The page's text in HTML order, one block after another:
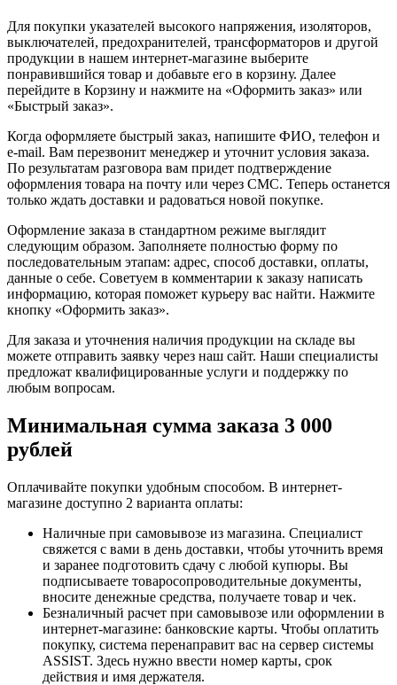
Для покупки указателей высокого напряжения, изоляторов,
выключателей, предохранителей, трансформаторов и другой
продукции в нашем интернет-магазине выберите
понравившийся товар и добавьте его в корзину. Далее
перейдите в Корзину и нажмите на «Оформить заказ» или
«Быстрый заказ».
Когда оформляете быстрый заказ, напишите ФИО, телефон и
e-mail. Вам перезвонит менеджер и уточнит условия заказа.
По результатам разговора вам придет подтверждение
оформления товара на почту или через СМС. Теперь останется
только ждать доставки и радоваться новой покупке.
Оформление заказа в стандартном режиме выглядит
следующим образом. Заполняете полностью форму по
последовательным этапам: адрес, способ доставки, оплаты,
данные о себе. Советуем в комментарии к заказу написать
информацию, которая поможет курьеру вас найти. Нажмите
кнопку «Оформить заказ».
Для заказа и уточнения наличия продукции на складе вы
можете отправить заявку через наш сайт. Наши специалисты
предложат квалифицированные услуги и поддержку по
любым вопросам.
Минимальная сумма заказа 3 000
рублей
Оплачивайте покупки удобным способом. В интернет-
магазине доступно 2 варианта оплаты:
Наличные при самовывозе из магазина. Специалист
свяжется с вами в день доставки, чтобы уточнить время
и заранее подготовить сдачу с любой купюры. Вы
подписываете товаросопроводительные документы,
вносите денежные средства, получаете товар и чек.
Безналичный расчет при самовывозе или оформлении в
интернет-магазине: банковские карты. Чтобы оплатить
покупку, система перенаправит вас на сервер системы
ASSIST. Здесь нужно ввести номер карты, срок
действия и имя держателя.